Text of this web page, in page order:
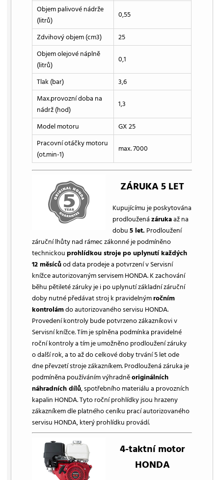
Objem palivové nádrže
(litrů)
0,55
Zdvihový objem (cm3)
25
Objem olejové náplně
(litrů)
0,1
Tlak (bar)
3,6
Max.provozní doba na
nádrž (hod)
1,3
Model motoru
GX 25
Pracovní otáčky motoru
(ot.min-1)
max. 7000
ZÁRUKA 5 LET
Kupujícímu je poskytována
prodlouženázárukaaž na
dobu5 let. Prodloužení
záruční lhůty nad rámec zákonné je podmíněno
technickouprohlídkou stroje po uplynutí každých
12 měsícůod data prodeje a potvrzení v Servisní
knížce autorizovaným servisem HONDA. K zachování
běhu pětileté záruky je i po uplynutí základní záruční
doby nutné předávat stroj k pravidelnýmročním
kontrolámdo autorizovaného servisu HONDA.
Provedení kontroly bude potvrzeno zákazníkovi v
Servisní knížce. Tím je splněna podmínka pravidelné
roční kontroly a tím je umožněno prodloužení záruky
o další rok, a to až do celkové doby trvání 5 let ode
dne převzetí stroje zákazníkem. Prodloužená záruka je
podmíněna používáním výhradněoriginálních
náhradních dílů, spotřebního materiálu a provozních
kapalin HONDA. Tyto roční prohlídky jsou hrazeny
zákazníkem dle platného ceníku prací autorizovaného
servisu HONDA, který prohlídku provádí.
4-taktní motor
HONDA